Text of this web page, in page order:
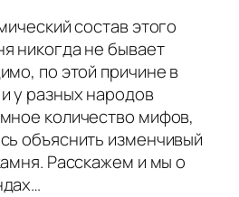
состав этого
никогда не бывает
по этой причине в
у разных народов
количество мифов,
объяснить изменчивый
Расскажем и мы о